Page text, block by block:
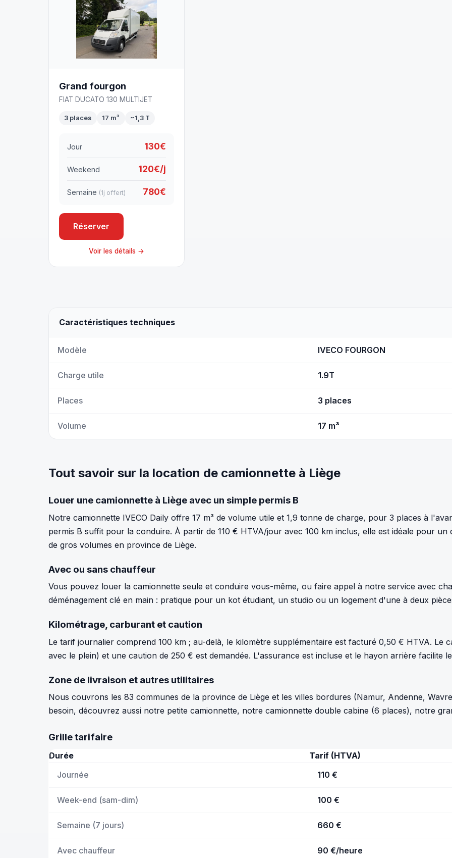
Grand fourgon
FIAT DUCATO 130 MULTIJET
3 places 17 m³ ~1,3 T
Jour 130€
Weekend 120€/j
Semaine (1j offert) 780€
Réserver
Voir les détails →
Caractéristiques techniques
Modèle IVECO FOURGON
Charge utile 1.9T
Places 3 places
Volume 17 m³
Tout savoir sur la location de camionnette à Liège
Louer une camionnette à Liège avec un simple permis B
Notre camionnette IVECO Daily offre 17 m³ de volume utile et 1,9 tonne de charge, pour 3 places à
permis B suffit pour la conduire. À partir de 110 € HTVA/jour avec 100 km inclus, elle est idéale pour
de gros volumes en province de Liège.
Avec ou sans chauffeur
Vous pouvez louer la camionnette seule et conduire vous-même, ou faire appel à notre service avec
déménagement clé en main : pratique pour un kot étudiant, un studio ou un logement d'une à deux
Kilométrage, carburant et caution
Le tarif journalier comprend 100 km ; au-delà, le kilomètre supplémentaire est facturé 0,50 € HTVA. Le
avec le plein) et une caution de 250 € est demandée. L'assurance est incluse et le hayon arrière facilite
Zone de livraison et autres utilitaires
Nous couvrons les 83 communes de la province de Liège et les villes bordures (Namur, Andenne,
besoin, découvrez aussi notre petite camionnette, notre camionnette double cabine (6 places), notre
Grille tarifaire
Durée
Tarif (HTVA)
Journée
110 €
Week-end (sam-dim) 100 €
Semaine (7 jours) 660 €
Avec chauffeur 90 €/heure